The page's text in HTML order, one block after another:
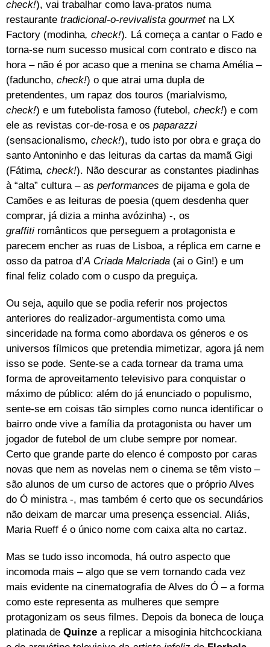
check!), vai trabalhar como lava-pratos numa
restaurante tradicional-o-revivalista gourmetna LX
Factory (modinha, check!). Lá começa a cantar o Fado e
torna-se num sucesso musical com contrato e disco na
hora – não é por acaso que a menina se chama Amélia –
(faduncho, check!) o que atrai uma dupla de
pretendentes, um rapaz dos touros (marialvismo,
check!) e um futebolista famoso (futebol, check!) e com
ele as revistas cor-de-rosa e os paparazzi
(sensacionalismo, check!), tudo isto por obra e graça do
santo Antoninho e das leituras da cartas da mamã Gigi
(Fátima, check!). Não descurar as constantes piadinhas
à “alta” cultura – as performances de pijama e gola de
Camões e as leituras de poesia (quem desdenha quer
comprar, já dizia a minha avózinha) -, os
graffiti românticos que perseguem a protagonista e
parecem encher as ruas de Lisboa, a réplica em carne e
osso da patroa d’A Criada Malcriada (ai o Gin!) e um
final feliz colado com o cuspo da preguiça.
Ou seja, aquilo que se podia referir nos projectos
anteriores do realizador-argumentista como uma
sinceridade na forma como abordava os géneros e os
universos fílmicos que pretendia mimetizar, agora já nem
isso se pode. Sente-se a cada tornear da trama uma
forma de aproveitamento televisivo para conquistar o
máximo de público: além do já enunciado o populismo,
sente-se em coisas tão simples como nunca identificar o
bairro onde vive a família da protagonista ou haver um
jogador de futebol de um clube sempre por nomear.
Certo que grande parte do elenco é composto por caras
novas que nem as novelas nem o cinema se têm visto –
são alunos de um curso de actores que o próprio Alves
do Ó ministra -, mas também é certo que os secundários
não deixam de marcar uma presença essencial. Aliás,
Maria Rueff é o único nome com caixa alta no cartaz.
Mas se tudo isso incomoda, há outro aspecto que
incomoda mais – algo que se vem tornando cada vez
mais evidente na cinematografia de Alves do Ó – a forma
como este representa as mulheres que sempre
protagonizam os seus filmes. Depois da boneca de louça
platinada de Quinze a replicar a misoginia hitchcockiana